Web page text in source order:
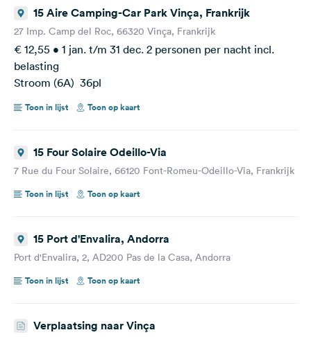
15 Aire Camping-Car Park Vinça, Frankrijk
27 Imp. Camp del Roc, 66320 Vinça, Frankrijk
€ 12,55 • 1 jan. t/m 31 dec. 2 personen per nacht incl.
belasting
Stroom (6A) 36pl
Toon in lijst Toon op kaart
15 Four Solaire Odeillo-Via
7 Rue du Four Solaire, 66120 Font-Romeu-Odeillo-Via, Frankrijk
Toon in lijst
Toon op kaart
15 Port d'Envalira, Andorra
Port d'Envalira, 2, AD200 Pas de la Casa, Andorra
Toon in lijst
Toon op kaart
Verplaatsing naar Vinça